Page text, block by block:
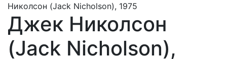
Николсон (Jack Nicholson), 1975
Джек Николсон
(Jack Nicholson),